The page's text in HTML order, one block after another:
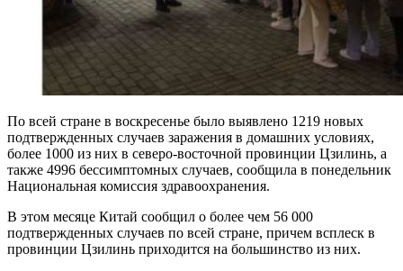
По всей стране в воскресенье было выявлено 1219 новых
подтвержденных случаев заражения в домашних условиях,
более 1000 из них в северо-восточной провинции Цзилинь, а
также 4996 бессимптомных случаев, сообщила в понедельник
Национальная комиссия здравоохранения.
В этом месяце Китай сообщил о более чем 56 000
подтвержденных случаев по всей стране, причем всплеск в
провинции Цзилинь приходится на большинство из них.